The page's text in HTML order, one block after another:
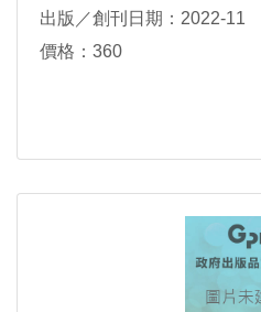
出版／創刊日期：2022-11
價格：360